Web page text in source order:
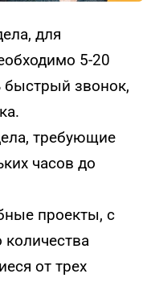
для
5-20
звонок,
требующие
часов до
проекты, с
от трех